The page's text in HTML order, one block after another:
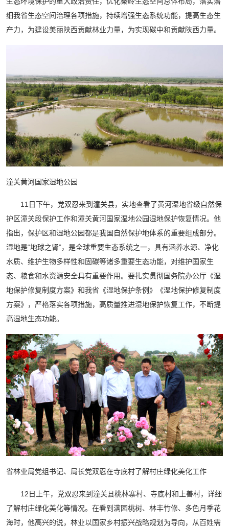
细我省生态空间治理各项措施，持续增强生态系统功能，提高生态生
产力，为建设美丽陕西贡献林业力量，为实现碳中和贡献陕西力量。
潼关黄河国家湿地公园
11日下午，党双忍来到潼关县，实地查看了黄河湿地省级自然保
护区潼关段保护工作和潼关黄河国家湿地公园湿地保护恢复情况。他
指出，保护区和湿地公园都是我国自然保护地体系的重要组成部分。
湿地是“地球之肾”，是全球重要生态系统之一，具有涵养水源、净化
水质、维护生物多样性和固碳等诸多重要生态功能，对维护国家生
态、粮食和水资源安全具有重要作用。要扎实贯彻国务院办公厅《湿
地保护修复制度方案》和我省《湿地保护条例》《湿地保护修复制度
方案》，严格落实各项措施，高质量推进湿地保护恢复工作，不断提
高湿地生态功能。
省林业局党组书记、局长党双忍在寺底村了解村庄绿化美化工作
12日上午，党双忍来到潼关县桃林寨村、寺底村和上善村，详细
了解村庄绿化美化等情况。在看到满园桃树、林丰竹修、多色月季花
海时，他高兴的说，林业以国家乡村振兴战略规划为导向，从百姓需